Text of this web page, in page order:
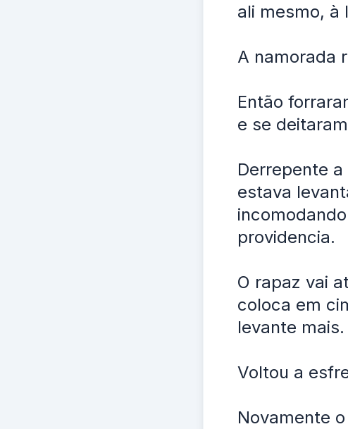
ali mesmo, à
A namorada
Então
e se
Derrepente
estava
providencia.
O rapaz vai
coloca em
levante mais.
Voltou a
Novamente